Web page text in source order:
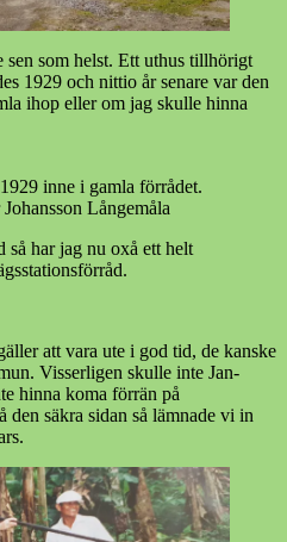
som helst. Ett uthus tillhörigt
1929 och nittio år senare var den
ihop eller om jag skulle hinna
inne i gamla förrådet.
Långemåla
så har jag nu oxå ett helt
att vara ute i god tid, de kanske
Visserligen skulle inte Jan-
hinna koma förrän på
den säkra sidan så lämnade vi in